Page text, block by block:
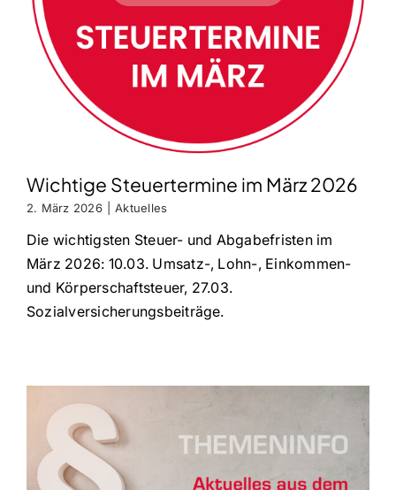
Wichtige Steuertermine im März 2026
2. März 2026 Aktuelles
Die wichtigsten Steuer- und Abgabefristen im
März 2026: 10.03. Umsatz-, Lohn-, Einkommen-
und Körperschaftsteuer, 27.03.
Sozialversicherungsbeiträge.